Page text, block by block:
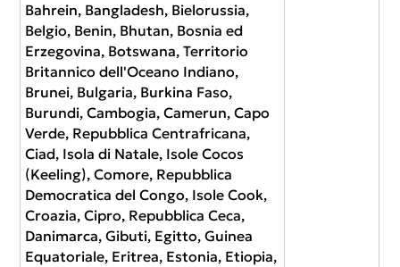
Bahrein, Bangladesh, Bielorussia,
Belgio, Benin, Bhutan, Bosnia ed
Erzegovina, Botswana, Territorio
Britannico dell'Oceano Indiano,
Brunei, Bulgaria, Burkina Faso,
Burundi, Cambogia, Camerun, Capo
Verde, Repubblica Centrafricana,
Ciad, Isola di Natale, Isole Cocos
(Keeling), Comore, Repubblica
Democratica del Congo, Isole Cook,
Croazia, Cipro, Repubblica Ceca,
Danimarca, Gibuti, Egitto, Guinea
Equatoriale, Eritrea, Estonia, Etiopia,